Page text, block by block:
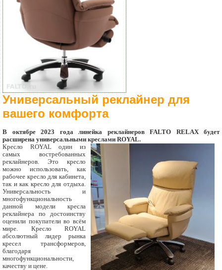
Универсальный реклайнер для
вашего комфорта
В октябре 2023 года линейка реклайнеров FALTO RELAX будет
расширена универсальными креслами ROYAL.
Кресло ROYAL один из
самых востребованных
реклайнеров. Это кресло
можно использовать, как
рабочее кресло для кабинета,
так и как кресло для отдыха.
Универсальность и
многофункциональность
данной модели кресла
реклайнера по достоинству
оценили покупатели во всём
мире. Кресло ROYAL
абсолютный лидер рынка
кресел трансформеров,
благодаря
многофункциональности,
качеству и цене.